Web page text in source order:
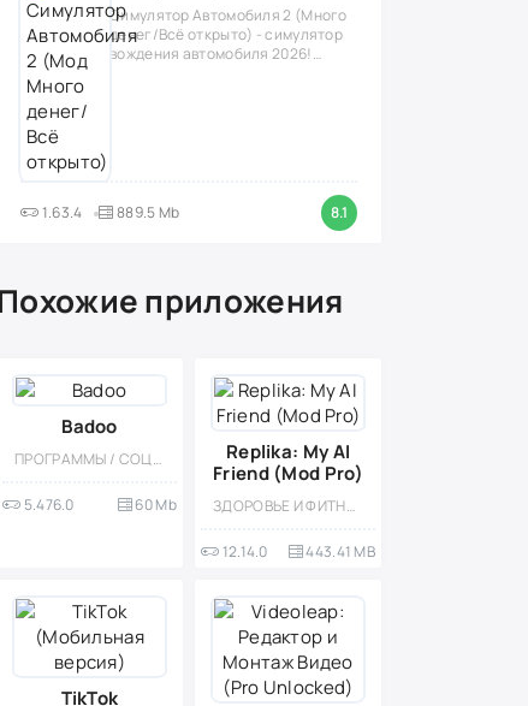
Симулятор Автомобиля 2 (Много
денег/Всё открыто) - симулятор
вождения автомобиля 2026!
1.63.4 889.5 Mb 8.1
приложения
Badoo
ПРОГРАММЫ / СОЦИАЛЬНЫЕ
5.476.0 60 Mb
Replika: My AI
Friend (Mod Pro)
ЗДОРОВЬЕ И ФИТНЕС / ПРОГРАММЫ
12.14.0 443.41 MB
TikTok